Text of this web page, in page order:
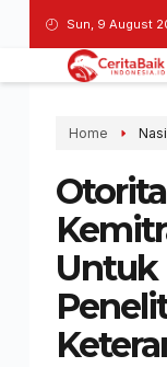
Sun, 9 August
Home
Untuk